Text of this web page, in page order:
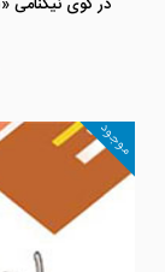
موجود